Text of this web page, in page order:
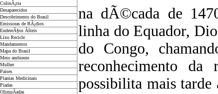
CulinÃ¡ria
Desaparecidos
Descobrimento do Brasil
Emissoras de RÃ¡dios
EndereÃ§os Ãšteis
Lixo Recicle
Mandamentos
Mapa do Brasil
Meio ambiente
Mulher
Paises
Plantas Medicinais
Piadas
OlimpÃ­adas
na dÃ©cada de
linha do Equador,
do Congo,
reconhecimento da
possibilita mais